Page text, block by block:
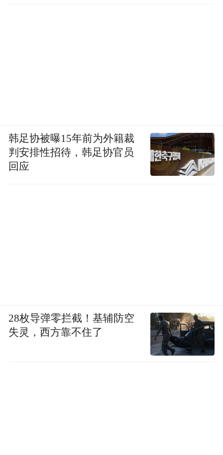
韩足协被曝15年前为外籍裁
判安排性招待，韩足协官员
回应
28枚导弹零拦截！基辅防空
失灵，西方靠不住了